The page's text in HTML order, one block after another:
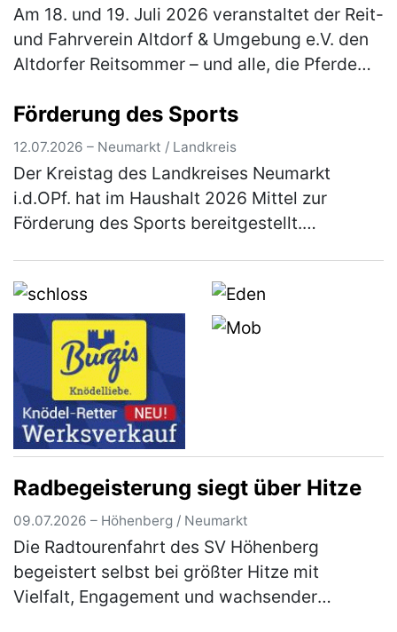
Am 18. und 19. Juli 2026 veranstaltet der Reit-
und Fahrverein Altdorf & Umgebung e.V. den
Altdorfer Reitsommer – und alle, die Pferde
Besucher erleb…(mehr)
Förderung des Sports
12.07.2026 – Neumarkt / Landkreis
Der Kreistag des Landkreises Neumarkt
i.d.OPf. hat im Haushalt 2026 Mittel zur
Förderung des Sports bereitgestellt.
werden, …
Radbegeisterung siegt über Hitze
09.07.2026 – Höhenberg / Neumarkt
Die Radtourenfahrt des SV Höhenberg
begeistert selbst bei größter Hitze mit
Vielfalt, Engagement und wachsender